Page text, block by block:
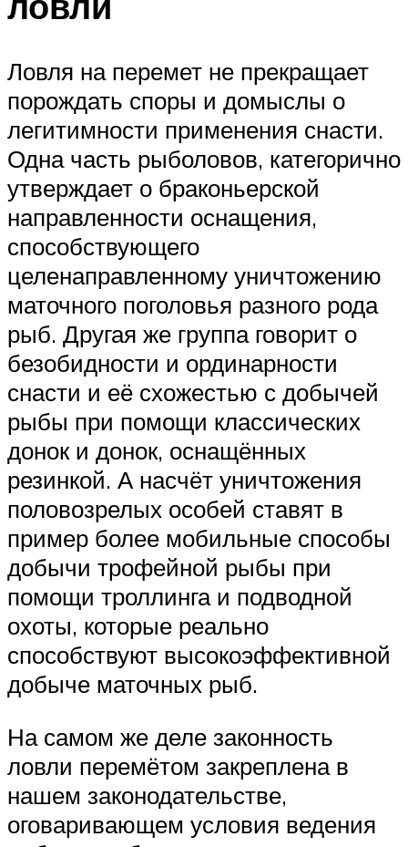
Ловля на перемет не прекращает
порождать споры и домыслы о
легитимности применения снасти.
Одна часть рыболовов, категорично
утверждает о браконьерской
направленности оснащения,
способствующего
целенаправленному уничтожению
маточного поголовья разного рода
рыб. Другая же группа говорит о
безобидности и ординарности
снасти и её схожестью с добычей
рыбы при помощи классических
донок и донок, оснащённых
резинкой. А насчёт уничтожения
половозрелых особей ставят в
пример более мобильные способы
добычи трофейной рыбы при
помощи троллинга и подводной
охоты, которые реально
способствуют высокоэффективной
добыче маточных рыб.
На самом же деле законность
ловли перемётом закреплена в
нашем законодательстве,
оговаривающем условия ведения